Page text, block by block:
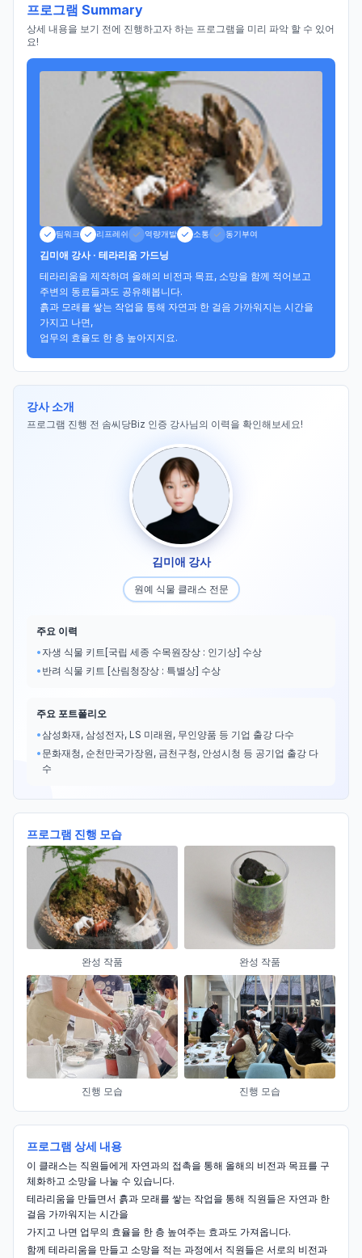
프로그램 Summary
상세 내용을 보기 전에 진행하고자 하는 프로그램을 미리 파악 할 수 있어
요!
팀워크 리프레쉬 역량개발 소통 동기부여
김미애 강사 · 테라리움 가드닝
테라리움을 제작하며 올해의 비전과 목표, 소망을 함께 적어보고
주변의 동료들과도 공유해봅니다.
흙과 모래를 쌓는 작업을 통해 자연과 한 걸음 가까워지는 시간을
가지고 나면,
업무의 효율도 한 층 높아지지요.
강사 소개
프로그램 진행 전 솜씨당Biz 인증 강사님의 이력을 확인해보세요!
김미애 강사
원예 식물 클래스 전문
주요 이력
• 자생 식물 키트[국립 세종 수목원장상 : 인기상] 수상
• 반려 식물 키트 [산림청장상 : 특별상] 수상
주요 포트폴리오
•삼성화재, 삼성전자, LS 미래원, 무인양품 등 기업 출강 다수
• 문화재청, 순천만국가장원, 금천구청, 안성시청 등 공기업 출강 다
수
프로그램 진행 모습
완성 작품 완성 작품
진행 모습 진행 모습
프로그램 상세 내용
이 클래스는 직원들에게 자연과의 접촉을 통해 올해의 비전과 목표를 구
체화하고 소망을 나눌 수 있습니다.
테라리움을 만들면서 흙과 모래를 쌓는 작업을 통해 직원들은 자연과 한
걸음 가까워지는 시간을
가지고 나면 업무의 효율을 한 층 높여주는 효과도 가져옵니다.
함께 테라리움을 만들고 소망을 적는 과정에서 직원들은 서로의 비전과